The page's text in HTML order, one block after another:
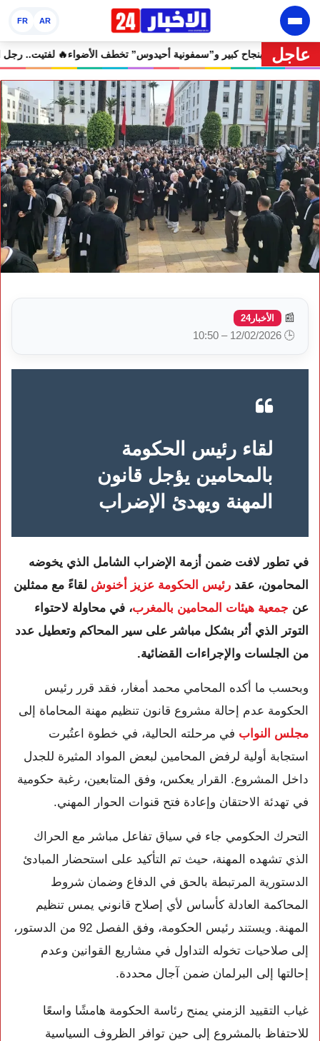
AR
FR
عاجل
إفران الدولي يختتم دورته الثامنة بنجاح كبير و”سمفونية أحيدوس” تخطف
📰 الأخبار24
🕒 12/02/2026 – 10:50
لقاء رئيس الحكومة
بالمحامين يؤجل قانون
المهنة ويهدئ الإضراب
في تطور لافت ضمن أزمة الإضراب الشامل الذي يخوضه
المحامون، عقد رئيس الحكومة عزيز أخنوش لقاءً مع ممثلين
عن جمعية هيئات المحامين بالمغرب، في محاولة لاحتواء
التوتر الذي أثر بشكل مباشر على سير المحاكم وتعطيل عدد
من الجلسات والإجراءات القضائية.
وبحسب ما أكده المحامي محمد أمغار، فقد قرر رئيس
الحكومة عدم إحالة مشروع قانون تنظيم مهنة المحاماة إلى
مجلس النواب في مرحلته الحالية، في خطوة اعتُبرت
استجابة أولية لرفض المحامين لبعض المواد المثيرة للجدل
داخل المشروع. القرار يعكس، وفق المتابعين، رغبة حكومية
في تهدئة الاحتقان وإعادة فتح قنوات الحوار المهني.
التحرك الحكومي جاء في سياق تفاعل مباشر مع الحراك
الذي تشهده المهنة، حيث تم التأكيد على استحضار المبادئ
الدستورية المرتبطة بالحق في الدفاع وضمان شروط
المحاكمة العادلة كأساس لأي إصلاح قانوني يمس تنظيم
المهنة. ويستند رئيس الحكومة، وفق الفصل 92 من الدستور،
إلى صلاحيات تخوله التداول في مشاريع القوانين وعدم
إحالتها إلى البرلمان ضمن آجال محددة.
غياب التقييد الزمني يمنح رئاسة الحكومة هامشًا واسعًا
للاحتفاظ بالمشروع إلى حين توافر الظروف السياسية